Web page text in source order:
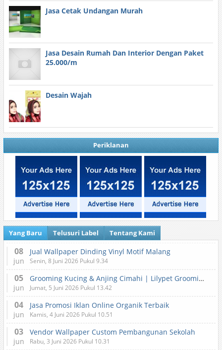
Jasa Cetak Undangan Murah
Jasa Desain Rumah Dan Interior Dengan Paket
25.000/m
Desain Wajah
Periklanan
Yang Baru Telusuri Label Tentang Kami
08
jun
Jual Wallpaper Dinding Vinyl Motif Malang
Senin, 8 Juni 2026 Pukul 9.34
05
jun
Grooming Kucing & Anjing Cimahi | Lilypet Grooming & Pet Hotel
Jumat, 5 Juni 2026 Pukul 13.42
04
jun
Jasa Promosi Iklan Online Organik Terbaik
Kamis, 4 Juni 2026 Pukul 10.51
03
jun
Vendor Wallpaper Custom Pembangunan Sekolah
Rabu, 3 Juni 2026 Pukul 10.31